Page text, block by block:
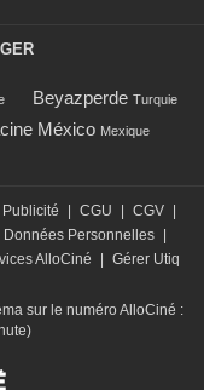
Beyazperde Turquie
México Mexique
Publicité CGU CGV
Données Personnelles
AlloCiné
Gérer Utiq
sur le numéro AlloCiné :